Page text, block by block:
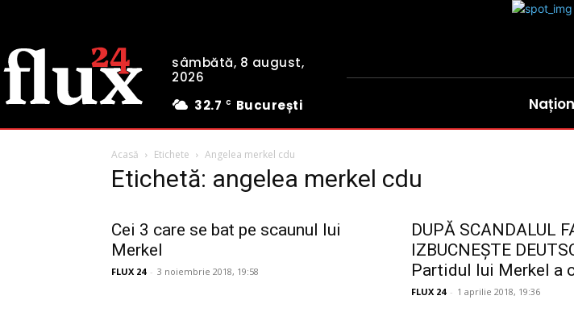
sâmbătă, 8 august,
2026
32.7 C București
Acasă Etichete Angelea merkel cdu
Etichetă: angelea merkel cdu
Cei 3 care se bat pe scaunul lui
Merkel
FLUX 24 - 3 noiembrie 2018, 19:58
DUPĂ SCANDALUL
IZBUCNEȘTE
Partidul lui Merkel a
FLUX 24 - 1 aprilie 2018, 19:36